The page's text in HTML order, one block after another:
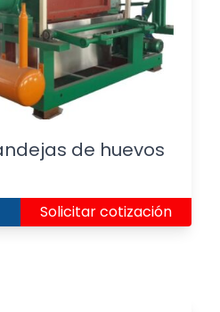
de huevos
Solicitar cotización